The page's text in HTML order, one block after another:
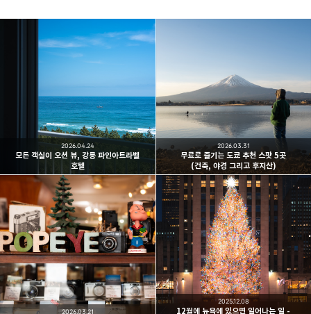
빛으로 쓴 편지
여행하고 사진을 찍습니다. 생각을 덧붙입니다.
구독하기
라인 트위터
카카오스토리 밴드 네이버 블로그
모든 객실이 오션 뷰, 강릉 파인아트라벨
호텔
2026.04.24
무료로 즐기는 도쿄 추천 스팟 5곳
(건축, 야경 그리고 후지산)
2026.03.31
2026.03.21 12월에 뉴욕에 있으면 일어나는 일 -
2025.12.08